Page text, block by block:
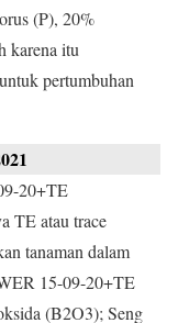
(P), 20%
karena itu
pertumbuhan
20+TE
TE atau trace
tanaman dalam
15-09-20+TE
(B2O3); Seng